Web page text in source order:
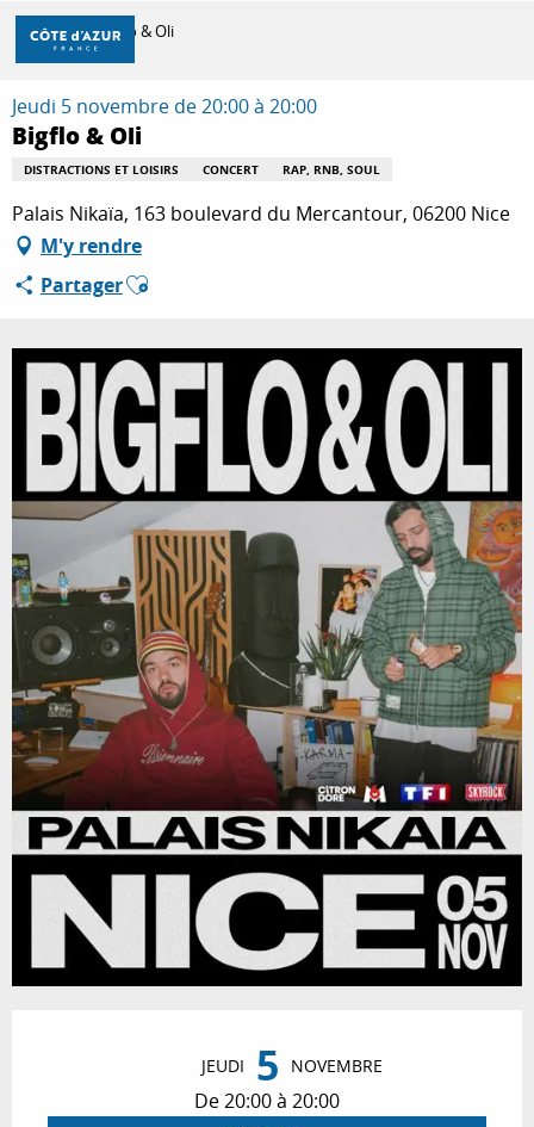
Aller
contenu
principal
DÉCOUVRIR
À FAIRE
SÉJOURNER
Accueil Bigflo & Oli
Jeudi 5 novembre de 20:00 à 20:00
Bigflo & Oli
DISTRACTIONS ET LOISIRS CONCERT RAP, RNB, SOUL
Palais Nikaïa, 163 boulevard du Mercantour, 06200 Nice
M'y rendre
PartagerAjouter aux favoris
JEUDI 5 NOVEMBRE
De 20:00 à 20:00